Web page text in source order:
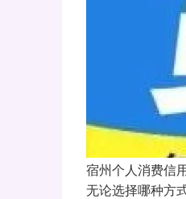
宿州个人消费信
无论选择哪种方